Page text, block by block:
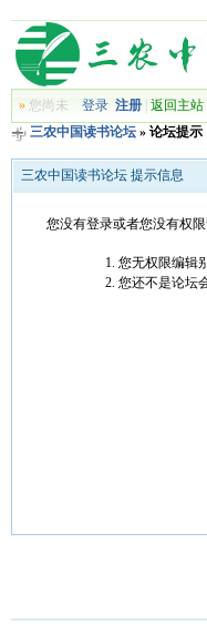
»您尚未 登录 注册| 返回主站|
三农中国读书论坛» 论坛提示
三农中国读书论坛 提示信息
您没有登录或者您没有权
您无权限编辑
您还不是论坛